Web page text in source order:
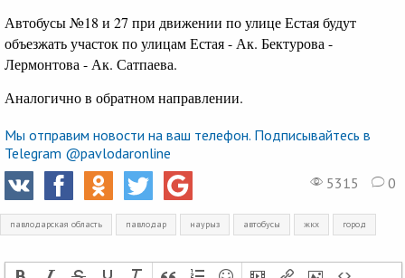
Автобусы №18 и 27 при движении по улице Естая будут
объезжать участок по улицам Естая - Ак. Бектурова -
Лермонтова - Ак. Сатпаева.
Аналогично в обратном направлении.
Мы отправим новости на ваш телефон. Подписывайтесь в
Telegram @pavlodaronline
5315
0
павлодарская область павлодар наурыз автобусы жкх город